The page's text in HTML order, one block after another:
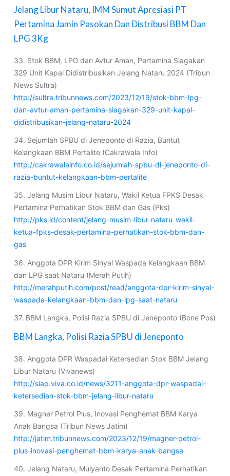
Jelang Libur Nataru, IMM Sumut Apresiasi PT
Pertamina Jamin Pasokan Dan Distribusi BBM Dan
LPG 3Kg
33. Stok BBM, LPG dan Avtur Aman, Pertamina Siagakan
329 Unit Kapal Didistribusikan Jelang Nataru 2024 (Tribun
News Sultra)
http://sultra.tribunnews.com/2023/12/19/stok-bbm-lpg-
dan-avtur-aman-pertamina-siagakan-329-unit-kapal-
didistribusikan-jelang-nataru-2024
34. Sejumlah SPBU di Jeneponto di Razia, Buntut
Kelangkaan BBM Pertalite (Cakrawala Info)
http://cakrawalainfo.co.id/sejumlah-spbu-di-jeneponto-di-
razia-buntut-kelangkaan-bbm-pertalite
35. Jelang Musim Libur Nataru, Wakil Ketua FPKS Desak
Pertamina Perhatikan Stok BBM dan Gas (Pks)
http://pks.id/content/jelang-musim-libur-nataru-wakil-
ketua-fpks-desak-pertamina-perhatikan-stok-bbm-dan-
gas
36. Anggota DPR Kirim Sinyal Waspada Kelangkaan BBM
dan LPG saat Nataru (Merah Putih)
http://merahputih.com/post/read/anggota-dpr-kirim-sinyal-
waspada-kelangkaan-bbm-dan-lpg-saat-nataru
37. BBM Langka, Polisi Razia SPBU di Jeneponto (Bone Pos)
BBM Langka, Polisi Razia SPBU di Jeneponto
38. Anggota DPR Waspadai Ketersedian Stok BBM Jelang
Libur Nataru (Vivanews)
http://siap.viva.co.id/news/3211-anggota-dpr-waspadai-
ketersedian-stok-bbm-jelang-libur-nataru
39. Magner Petrol Plus, Inovasi Penghemat BBM Karya
Anak Bangsa (Tribun News Jatim)
http://jatim.tribunnews.com/2023/12/19/magner-petrol-
plus-inovasi-penghemat-bbm-karya-anak-bangsa
40. Jelang Nataru, Mulyanto Desak Pertamina Perhatikan